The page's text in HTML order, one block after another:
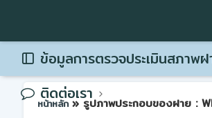
ข้อมูลการตรวจประเมินสภาพฝ
ติดต่อเรา
หน้าหลัก » รูปภาพประกอบของฝาย :